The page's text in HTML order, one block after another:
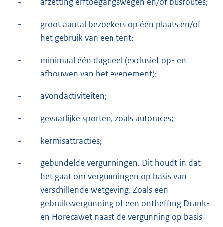
-
groot aantal bezoekers op één plaats en/of
het gebruik van een tent;
-
minimaal één dagdeel (exclusief op- en
afbouwen van het evenement);
- avondactiviteiten;
- gevaarlijke sporten, zoals autoraces;
- kermisattracties;
-
gebundelde vergunningen. Dit houdt in dat
het gaat om vergunningen op basis van
verschillende wetgeving. Zoals een
gebruiksvergunning of een ontheffing Drank-
en Horecawet naast de vergunning op basis